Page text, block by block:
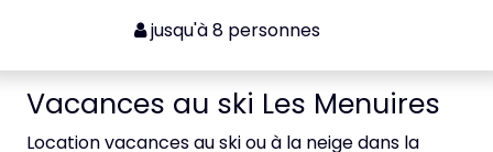
jusqu'à 8 personnes
Vacances au ski Les Menuires
Location vacances au ski ou à la neige dans la